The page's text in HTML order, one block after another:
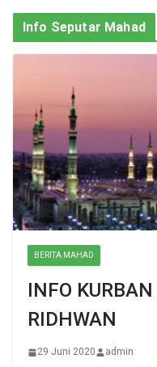
Info Seputar Mahad
BERITA MAHAD
INFO
RIDHWAN
29 Juni 2020 admin